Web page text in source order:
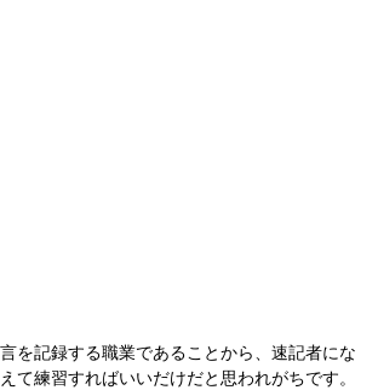
を記録する職業であることから、速記者にな
て練習すればいいだけだと思われがちです。